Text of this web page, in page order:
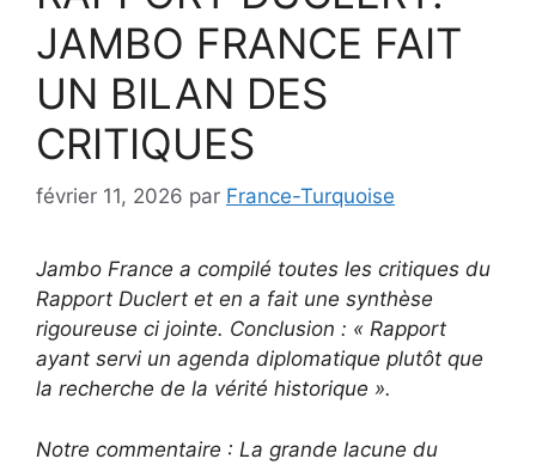
JAMBO FRANCE FAIT
UN BILAN DES
CRITIQUES
février 11, 2026 par France-Turquoise
Jambo France a compilé toutes les critiques du
Rapport Duclert et en a fait une synthèse
rigoureuse ci jointe. Conclusion : « Rapport
ayant servi un agenda diplomatique plutôt que
la recherche de la vérité historique ».
Notre commentaire : La grande lacune du